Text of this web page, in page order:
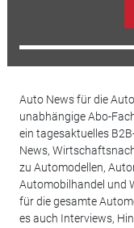
Auto News für die
unabhängige Abo-
ein tagesaktuelles
News,
zu Automodellen,
Automobilhandel und
für die gesamte
es auch Interviews,